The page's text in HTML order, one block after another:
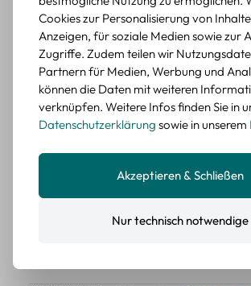
Schöne Sticker und schneller Versand.
BEWERTETER ARTIKEL
Sticker Set Sterne Mond Sonne
Papiersticker für kreative
Durchschnittliche Bewertung von 5 von 5
Danielle K. vor 4 Jahren
Die Lieferung war schnell. Alles genau so
Sticker Set Sterne Mond Sonne –
Cookies zur Personalisierung von
Anzeigen, für soziale Medien sowie zur
Zugriffe. Zudem teilen wir
Partnern für Medien, Werbung und
können die Daten mit weiteren
verknüpfen. Weitere Infos finden Sie in
Datenschutzerklärung sowie in unserem
Nur technisch notwendige
Akzeptieren & Schließen